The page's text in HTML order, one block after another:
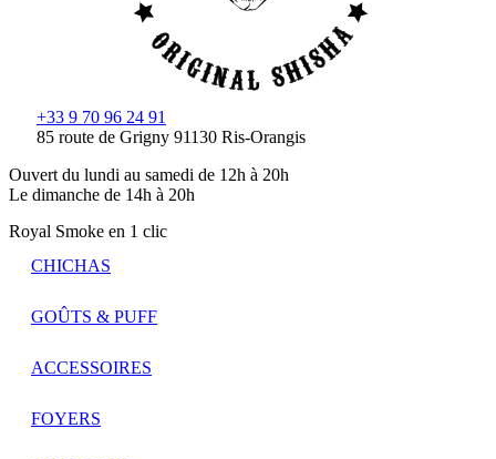
+33 9 70 96 24 91
85 route de Grigny 91130 Ris-Orangis
Ouvert du lundi au samedi de 12h à 20h
Le dimanche de 14h à 20h
Royal Smoke en 1 clic
CHICHAS
GOÛTS & PUFF
ACCESSOIRES
FOYERS